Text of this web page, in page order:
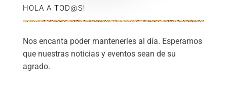
HOLA A TOD@S!
Nos encanta poder mantenerles al día. Esperamos
que nuestras noticias y eventos sean de su
agrado.